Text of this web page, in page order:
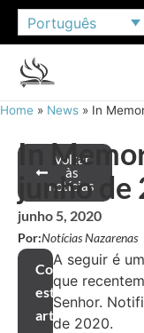
Português
Home » News » In
Voltar
às
notícias
In
junho de
junho 5, 2020
Por:Notícias Nazarenas
Compartilhar
este
artigo
A seguir é
que
Senhor.
de 2020.